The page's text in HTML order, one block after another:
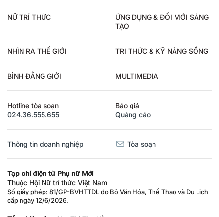
NỮ TRÍ THỨC
ỨNG DỤNG & ĐỔI MỚI SÁNG
TẠO
NHÌN RA THẾ GIỚI TRI THỨC & KỸ NĂNG SỐNG
BÌNH ĐẲNG GIỚI MULTIMEDIA
Hotline tòa soạn
024.36.555.655
Báo giá
Quảng cáo
Thông tin doanh nghiệp Tòa soạn
Tạp chí điện tử Phụ nữ Mới
Thuộc Hội Nữ trí thức Việt Nam
Số giấy phép: 81/GP-BVHTTDL do Bộ Văn Hóa, Thể Thao và Du Lịch
cấp ngày 12/6/2026.